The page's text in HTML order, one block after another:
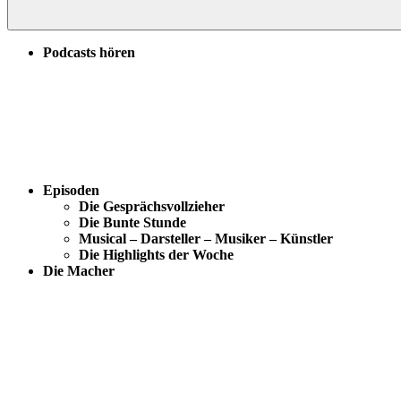
Podcasts hören
Episoden
Die Gesprächsvollzieher
Die Bunte Stunde
Musical – Darsteller – Musiker – Künstler
Die Highlights der Woche
Die Macher